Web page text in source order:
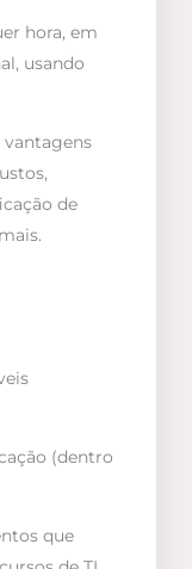
hora, em
usando
vantagens
de
(dentro
que